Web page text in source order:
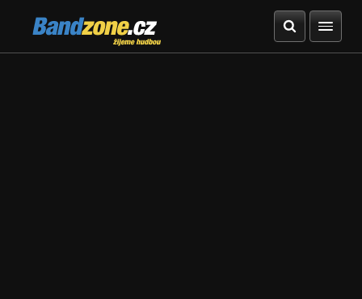
Bandzone.cz
žijeme hudbou